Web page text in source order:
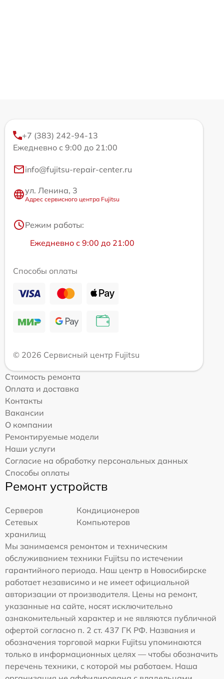
+7 (383) 242-94-13
Ежедневно с 9:00 до 21:00
info@fujitsu-repair-center.ru
ул. Ленина, 3
Адрес сервисного центра Fujitsu
Режим работы:
Ежедневно с 9:00 до 21:00
Способы оплаты
© 2026 Сервисный центр Fujitsu
Стоимость ремонта
Оплата и доставка
Контакты
Вакансии
О компании
Ремонтируемые модели
Наши услуги
Согласие на обработку персональных данных
Способы оплаты
Ремонт устройств
Серверов
Кондиционеров
Сетевых
хранилищ
Компьютеров
Мы занимаемся ремонтом и техническим
обслуживанием техники Fujitsu по истечении
гарантийного периода. Наш центр в Новосибирске
работает независимо и не имеет официальной
авторизации от производителя. Цены на ремонт,
указанные на сайте, носят исключительно
ознакомительный характер и не являются публичной
офертой согласно п. 2 ст. 437 ГК РФ. Названия и
обозначения торговой марки Fujitsu упоминаются
только в информационных целях — чтобы обозначить
перечень техники, с которой мы работаем. Наша